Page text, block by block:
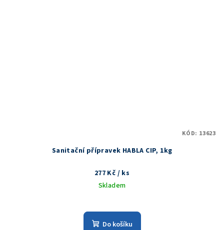
Sanitační přípravek HABLA CIP, 1kg
277 Kč / ks
Skladem
Do košíku
KÓD: 13623